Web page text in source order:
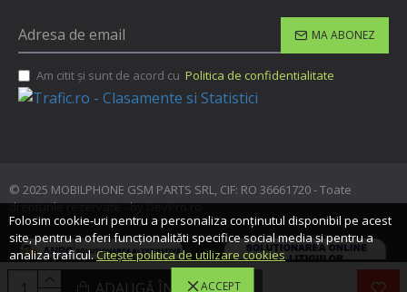
ADAUGĂ ÎN COŞ
MA ABONEZ
Am citit şi sunt de acord cu Politica de confidentialitate
© 2025 MOBILPHONE GSM PARTS SRL, CIF: RO 36661720 - Toate
drepturile rezervate - by DevPro.ro
ACCEPT
Folosim cookie-uri pentru a personaliza conținutul disponibil pe acest
site, pentru a oferi funcționalităti specifice social media și pentru a
analiza traficul.Citește politica de utilizare cookies